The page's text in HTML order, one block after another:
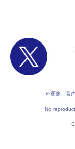
※画像、音
No